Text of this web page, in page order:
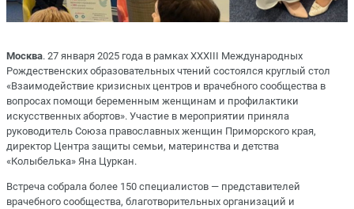
Москва. 27 января 2025 года в рамках XXXIII Международных
Рождественских образовательных чтений состоялся круглый стол
«Взаимодействие кризисных центров и врачебного сообщества в
вопросах помощи беременным женщинам и профилактики
искусственных абортов». Участие в мероприятии приняла
руководитель Союза православных женщин Приморского края,
директор Центра защиты семьи, материнства и детства
«Колыбелька» Яна Цуркан.
Встреча собрала более 150 специалистов — представителей
врачебного сообщества, благотворительных организаций и